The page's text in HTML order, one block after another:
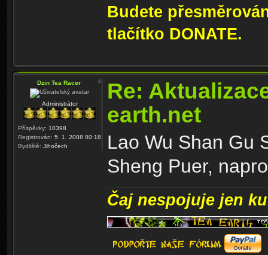
Budete
tlačítko DONATE.
Dzin Tea Racer
Administrátor
Příspěvky: 10398
Registrován: 5. 1. 2008 00:18
Bydliště: Jihočech
Re:
earth.net
Lao Wu Shan Gu
Sheng Puer,
Čaj nespojuje jen